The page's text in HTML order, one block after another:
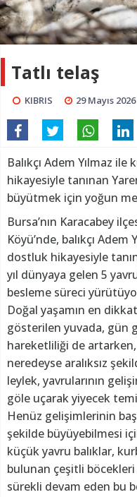
Tatlı telaş
KIBRIS 29 Mayıs
Balıkçı Adem Yılmaz
hikayesiyle tanınan
büyütmek için yoğun
Bursa’nın Karacabey
Köyü’nde, balıkçı Adem
dostluk hikayesiyle
yıl dünyaya gelen 5
besleme süreci
Doğal yaşamın en
gösterilen yuvada, gün
hareketliliği de
neredeyse aralıksız
leylek, yavrularının
göle uçarak yiyecek
Henüz gelişimlerinin
şekilde büyüyebilmesi
küçük yavru balıklar,
bulunan çeşitli böcekleri
sürekli devam eden bu